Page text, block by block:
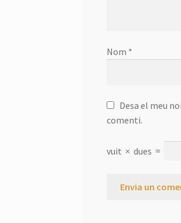
Nom *
Desa el meu
comenti.
vuit × dues =